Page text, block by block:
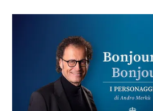
CONCORSI
EVENTI